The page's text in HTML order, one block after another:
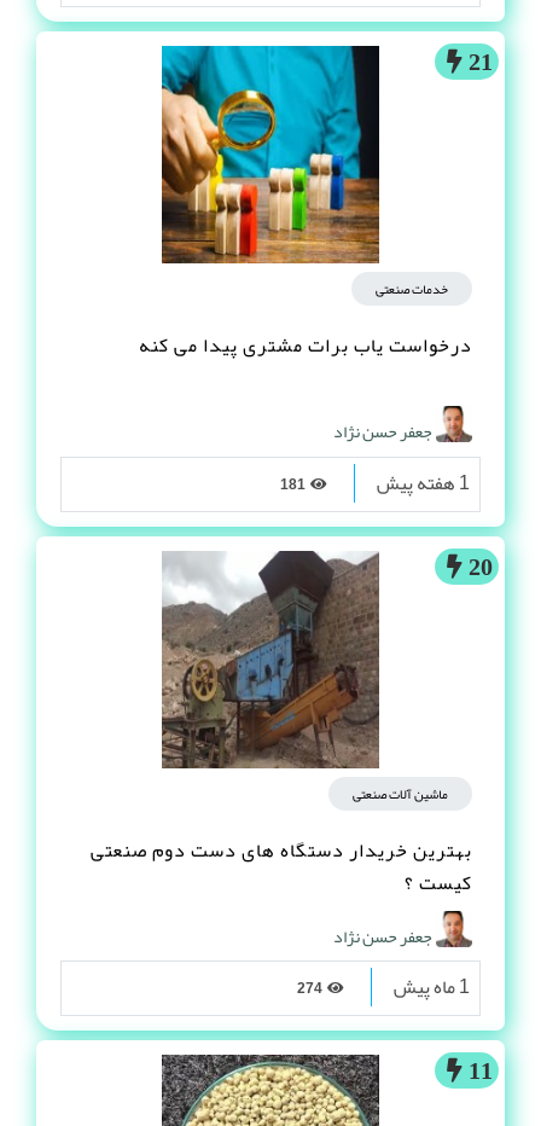
21
خدمات صنعتی
درخواست یاب برات مشتری پیدا می کنه
جعفر حسن نژاد
1 هفته پیش
20
ماشین آلات صنعتی
بهترین خریدار دستگاه های دست دوم صنعتی
کیست ؟
جعفر حسن نژاد
1 ماه پیش
11